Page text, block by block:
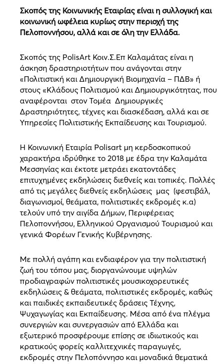
Σκοπός της Κοινωνικής Εταιρίας είναι η συλλογική και
κοινωνική ωφέλεια κυρίως στην περιοχή της
Πελοποννήσου, αλλά και σε όλη την Ελλάδα.
Σκοπός της PolisArt Κοιν.Σ.Επ Καλαμάτας είναι η
άσκηση δραστηριοτήτων που ανάγονται στην
«Πολιτιστική και Δημιουργική Βιομηχανία – ΠΔΒ» ή
στους «Κλάδους Πολιτισμού και Δημιουργικότητας, που
αναφέρονται στον Τομέα Δημιουργικές
Δραστηριότητες, τέχνες και διασκέδαση, αλλά και σε
Υπηρεσίες Πολιτιστικής Εκπαίδευσης και Τουρισμού.
Η Κοινωνική Εταιρία Polisart μη κερδοσκοπικού
χαρακτήρα ιδρύθηκε το 2018 με έδρα την Καλαμάτα
Μεσσηνίας και έκτοτε μετράει εκατοντάδες
επιτυχημένες εκδηλώσεις διεθνείς και τοπικές. Πολλές
από τις μεγάλες διεθνείς εκδηλώσεις μας (φεστιβάλ,
διαγωνισμοί, θεάματα, πολιτιστικές εκδρομές κ.α)
τελούν υπό την αιγίδα Δήμων, Περιφέρειας
Πελοποννήσου, Ελληνικού Οργανισμού Τουρισμού και
γενικά Φορέων Γενικής Κυβέρνησης.
Με πολλή αγάπη και ενδιαφέρον για την πολιτιστική
ζωή του τόπου μας, διοργανώνουμε υψηλών
προδιαγραφών πολιτιστικές μουσικοχορευτικές
εκδηλώσεις & θεάματα, πολιτιστικές εκδρομές, καθώς
και παιδικές εκπαιδευτικές δράσεις Τέχνης,
Ψυχαγωγίας και Εκπαίδευσης. Μέσα από ένα πλέγμα
συνεργιών και συνεργασιών από Ελλάδα και
εξωτερικό προσφέρουμε επίσης σε ιδιωτικούς και
κρατικούς φορείς καλλιτεχνικές παραγωγές,
εκδρομές στην Πελοπόννησο και μοναδικά θεματικά